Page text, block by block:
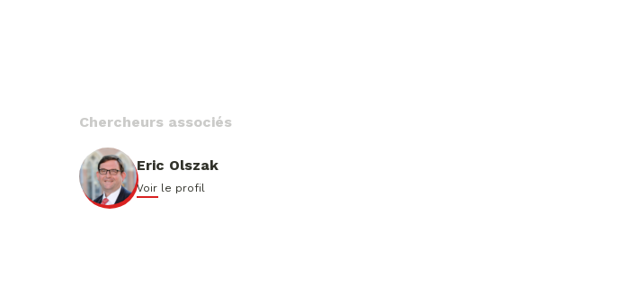
Chercheurs associés
Eric Olszak
Voir le profil